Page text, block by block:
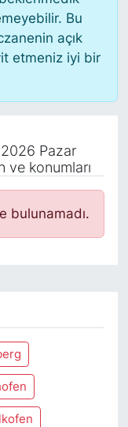
Bu
açık
etmeniz iyi bir
Pazar
konumları
bulunamadı.